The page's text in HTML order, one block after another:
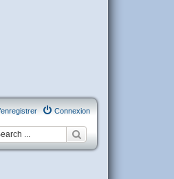
Connexion